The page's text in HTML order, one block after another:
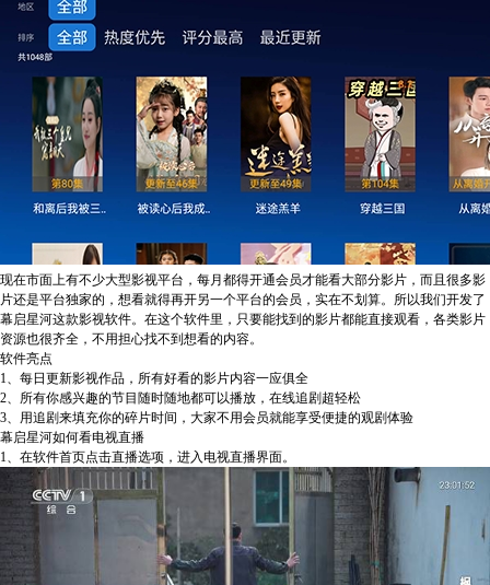
现在市面上有不少大型影视平台，每月都得开通会员才能看大部分影片，而且很多影
片还是平台独家的，想看就得再开另一个平台的会员，实在不划算。所以我们开发了
幕启星河这款影视软件。在这个软件里，只要能找到的影片都能直接观看，各类影片
资源也很齐全，不用担心找不到想看的内容。
软件亮点
1、每日更新影视作品，所有好看的影片内容一应俱全
2、所有你感兴趣的节目随时随地都可以播放，在线追剧超轻松
3、用追剧来填充你的碎片时间，大家不用会员就能享受便捷的观剧体验
幕启星河如何看电视直播
1、在软件首页点击直播选项，进入电视直播界面。